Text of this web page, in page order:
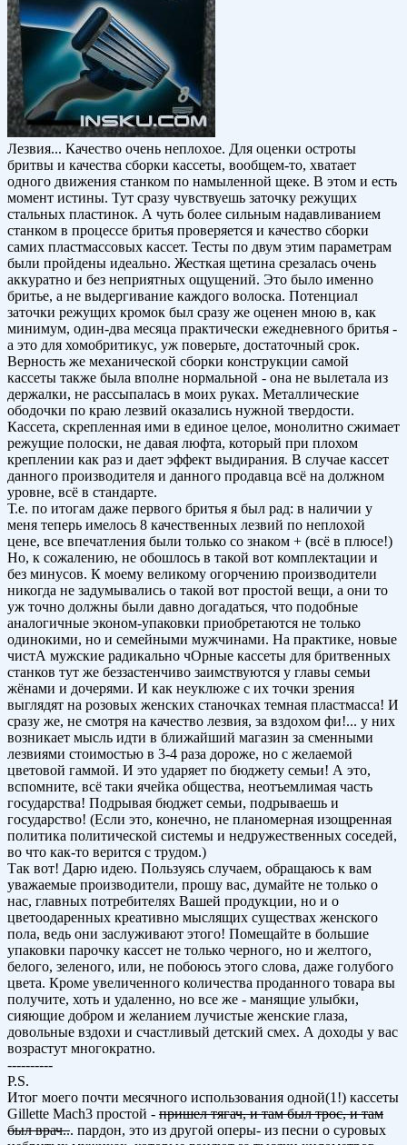
Лезвия... Качество очень неплохое. Для оценки остроты
бритвы и качества сборки кассеты, вообщем-то, хватает
одного движения станком по намыленной щеке. В этом и есть
момент истины. Тут сразу чувствуешь заточку режущих
стальных пластинок. А чуть более сильным надавливанием
станком в процессе бритья проверяется и качество сборки
самих пластмассовых кассет. Тесты по двум этим параметрам
были пройдены идеально. Жесткая щетина срезалась очень
аккуратно и без неприятных ощущений. Это было именно
бритье, а не выдергивание каждого волоска. Потенциал
заточки режущих кромок был сразу же оценен мною в, как
минимум, один-два месяца практически ежедневного бритья -
а это для хомобритикус, уж поверьте, достаточный срок.
Верность же механической сборки конструкции самой
кассеты также была вполне нормальной - она не вылетала из
держалки, не рассыпалась в моих руках. Металлические
ободочки по краю лезвий оказались нужной твердости.
Кассета, скрепленная ими в единое целое, монолитно сжимает
режущие полоски, не давая люфта, который при плохом
креплении как раз и дает эффект выдирания. В случае кассет
данного производителя и данного продавца всё на должном
уровне, всё в стандарте.
Т.е. по итогам даже первого бритья я был рад: в наличии у
меня теперь имелось 8 качественных лезвий по неплохой
цене, все впечатления были только со знаком + (всё в плюсе!)
Но, к сожалению, не обошлось в такой вот комплектации и
без минусов. К моему великому огорчению производители
никогда не задумывались о такой вот простой вещи, а они то
уж точно должны были давно догадаться, что подобные
аналогичные эконом-упаковки приобретаются не только
одинокими, но и семейными мужчинами. На практике, новые
чистА мужские радикально чОрные кассеты для бритвенных
станков тут же беззастенчиво заимствуются у главы семьи
жёнами и дочерями. И как неуклюже с их точки зрения
выглядят на розовых женских станочках темная пластмасса! И
сразу же, не смотря на качество лезвия, за вздохом фи!... у них
возникает мысль идти в ближайший магазин за сменными
лезвиями стоимостью в 3-4 раза дороже, но с желаемой
цветовой гаммой. И это ударяет по бюджету семьи! А это,
вспомните, всё таки ячейка общества, неотъемлимая часть
государства! Подрывая бюджет семьи, подрываешь и
государство! (Если это, конечно, не планомерная изощренная
политика политической системы и недружественных соседей,
во что как-то верится с трудом.)
Так вот! Дарю идею. Пользуясь случаем, обращаюсь к вам
уважаемые производители, прошу вас, думайте не только о
нас, главных потребителях Вашей продукции, но и о
цветоодаренных креативно мыслящих существах женского
пола, ведь они заслуживают этого! Помещайте в большие
упаковки парочку кассет не только черного, но и желтого,
белого, зеленого, или, не побоюсь этого слова, даже голубого
цвета. Кроме увеличенного количества проданного товара вы
получите, хоть и удаленно, но все же - манящие улыбки,
сияющие добром и желанием лучистые женские глаза,
довольные вздохи и счастливый детский смех. А доходы у вас
возрастут многократно.
----------
P.S.
Итог моего почти месячного использования одной(1!) кассеты
Gillette Mach3 простой - пришел тягач, и там был трос, и там
был врач... пардон, это из другой оперы- из песни о суровых